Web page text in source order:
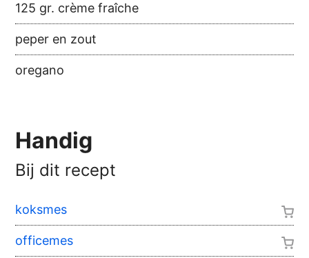
125 gr. crème fraîche
peper en zout
oregano
Handig
Bij dit recept
koksmes
officemes